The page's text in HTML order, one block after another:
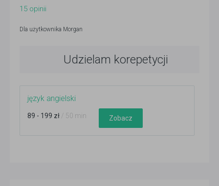
15 opinii
Dla użytkownika Morgan
Udzielam korepetycji
język angielski
89 - 199 zł / 50 min Zobacz